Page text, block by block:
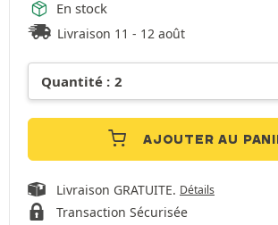
En stock
Livraison 11 - 12 août
AJOUTER AU
Livraison GRATUITE. Détails
Transaction Sécurisée